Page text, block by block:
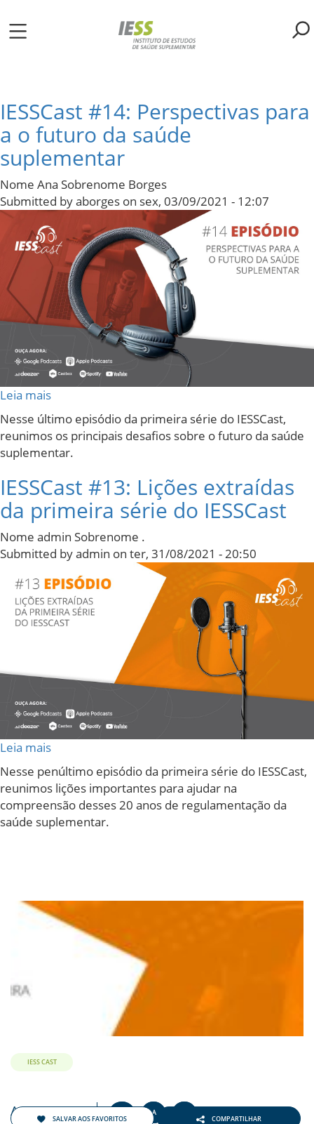
para
IESS
IESSCast #14: Perspectivas para
a o futuro da saúde
suplementar
Nome Ana Sobrenome Borges
Submitted byaborges on sex, 03/09/2021 - 12:07
Leia mais
IESSCast
#14:
Perspectivas
para
a
o
futuro
da
saúde
suplementar
Nesse último episódio da primeira série do IESSCast,
reunimos os principais desafios sobre o futuro da saúde
suplementar.
IESSCast #13: Lições extraídas
da primeira série do IESSCast
Nome admin Sobrenome .
Submitted byadmin on ter, 31/08/2021 - 20:50
Leia mais
IESSCast
#13:
Lições
extraídas
da
IESSCast
Nesse penúltimo episódio da primeira série do IESSCast,
reunimos lições importantes para ajudar na
compreensão desses 20 anos de regulamentação da
saúde suplementar.
IESS CAST
Agosto 2021 A
SALVAR AOS FAVORITOS COMPARTILHAR